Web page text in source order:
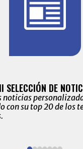
SELECCIÓN DE
noticias
con su top 20 de los